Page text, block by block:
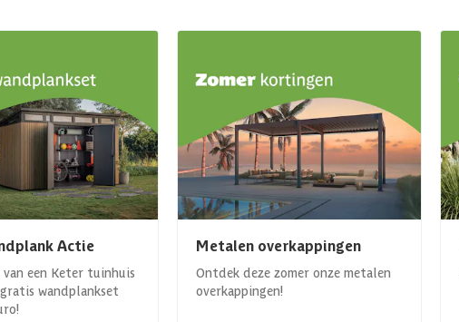
Actie
van een Keter tuinhuis
wandplankset
Metalen overkappingen
Ontdek deze zomer onze metalen
overkappingen!